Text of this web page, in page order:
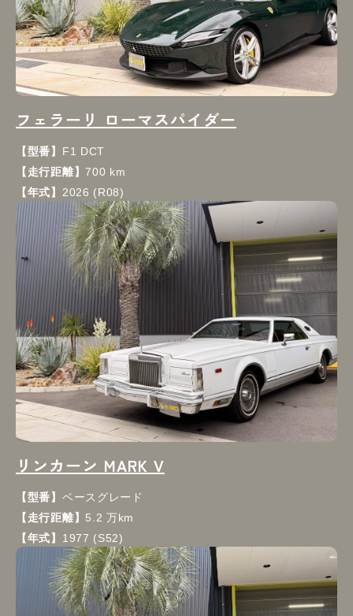
フェラーリ ローマスパイダー
【型番】 F1 DCT
【走行距離】700 km
【年式】 2026 (R08)
リンカーン MARK V
【型番】 ベースグレード
【走行距離】 5.2 万km
【年式】 1977 (S52)